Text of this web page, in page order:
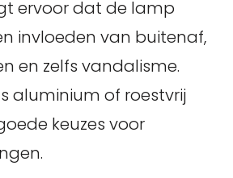
ervoor dat de lamp
invloeden van buitenaf,
en zelfs vandalisme.
aluminium of roestvrij
keuzes voor